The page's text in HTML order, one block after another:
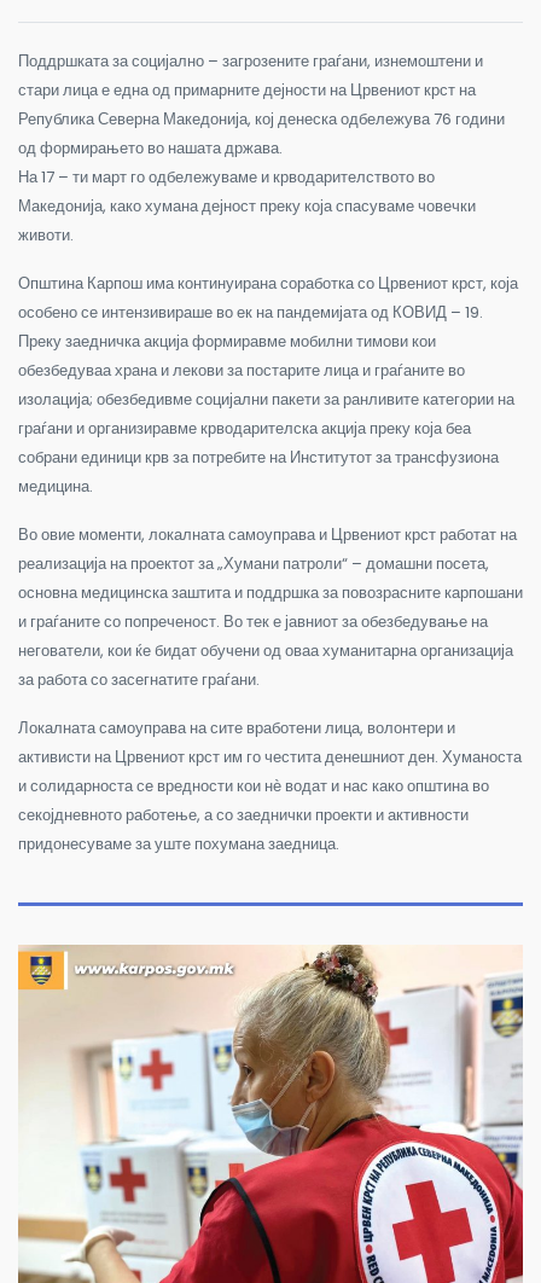
Поддршката за социјално – загрозените граѓани, изнемоштени и
стари лица е една од примарните дејности на Црвениот крст на
Република Северна Македонија, кој денеска одбележува 76 години
од формирањето во нашата држава.
На 17 – ти март го одбележуваме и крводарителството во
Македонија, како хумана дејност преку која спасуваме човечки
животи.
Општина Карпош има континуирана соработка со Црвениот крст, која
особено се интензивираше во ек на пандемијата од КОВИД – 19.
Преку заедничка акција формиравме мобилни тимови кои
обезбедуваа храна и лекови за постарите лица и граѓаните во
изолација; обезбедивме социјални пакети за ранливите категории на
граѓани и организиравме крводарителска акција преку која беа
собрани единици крв за потребите на Институтот за трансфузиона
медицина.
Во овие моменти, локалната самоуправа и Црвениот крст работат на
реализација на проектот за „Хумани патроли“ – домашни посета,
основна медицинска заштита и поддршка за повозрасните карпошани
и граѓаните со попреченост. Во тек е јавниот за обезбедување на
негователи, кои ќе бидат обучени од оваа хуманитарна организација
за работа со засегнатите граѓани.
Локалната самоуправа на сите вработени лица, волонтери и
активисти на Црвениот крст им го честита денешниот ден. Хуманоста
и солидарноста се вредности кои нѐ водат и нас како општина во
секојдневното работење, а со заеднички проекти и активности
придонесуваме за уште похумана заедница.